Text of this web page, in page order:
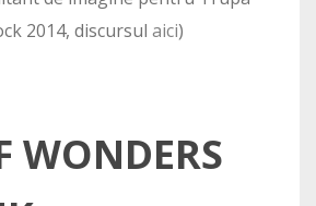
2014, discursul aici)
WONDERS